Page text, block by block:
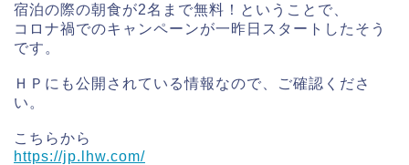
宿泊の際の朝食が2名まで無料！ということで、
コロナ禍でのキャンペーンが一昨日スタートしたそう
です。
ＨＰにも公開されている情報なので、ご確認くださ
い。
こちらから
https://jp.lhw.com/